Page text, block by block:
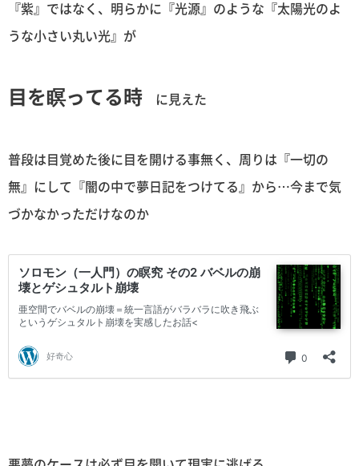
『紫』ではなく、明らかに『光源』のような『太陽光のよ
うな小さい丸い光』が
目を瞑ってる時 に見えた
普段は目覚めた後に目を開ける事無く、周りは『一切の
無』にして『闇の中で夢日記をつけてる』から…今まで気
づかなかっただけなのか